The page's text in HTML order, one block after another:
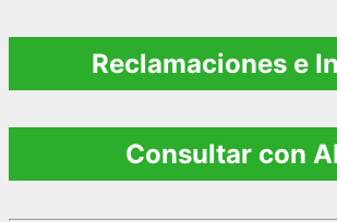
Reclamaciones e
Consultar con